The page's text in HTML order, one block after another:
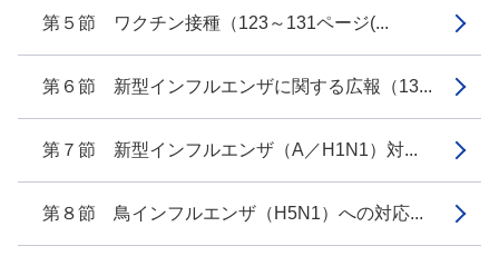
第５節 ワクチン接種（123～131ページ(...
第６節 新型インフルエンザに関する広報（13...
第７節 新型インフルエンザ（A／H1N1）対...
第８節 鳥インフルエンザ（H5N1）への対応...